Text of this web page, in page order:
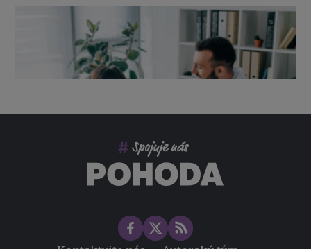
Výpověď ze zdravotních důvodů 2026 – průvodce pro
zaměstnavatele